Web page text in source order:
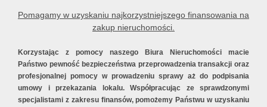
Pomagamy w uzyskaniu najkorzystniejszego finansowania na
zakup nieruchomości.
Korzystając z pomocy naszego Biura Nieruchomości macie
Państwo pewność bezpieczeństwa przeprowadzenia transakcji oraz
profesjonalnej pomocy w prowadzeniu sprawy aż do podpisania
umowy i przekazania lokalu. Współpracując ze sprawdzonymi
specjalistami z zakresu finansów, pomożemy Państwu w uzyskaniu